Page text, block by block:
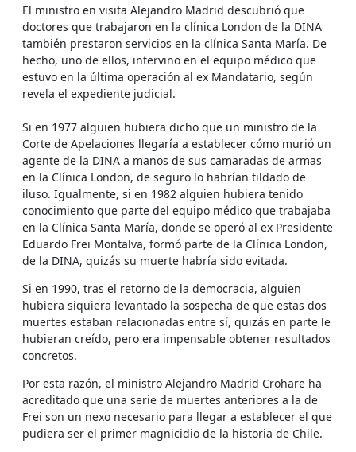
El ministro en visita Alejandro Madrid descubrió que
doctores que trabajaron en la clínica London de la DINA
también prestaron servicios en la clínica Santa María. De
hecho, uno de ellos, intervino en el equipo médico que
estuvo en la última operación al ex Mandatario, según
revela el expediente judicial.
Si en 1977 alguien hubiera dicho que un ministro de la
Corte de Apelaciones llegaría a establecer cómo murió un
agente de la DINA a manos de sus camaradas de armas
en la Clínica London, de seguro lo habrían tildado de
iluso. Igualmente, si en 1982 alguien hubiera tenido
conocimiento que parte del equipo médico que trabajaba
en la Clínica Santa María, donde se operó al ex Presidente
Eduardo Frei Montalva, formó parte de la Clínica London,
de la DINA, quizás su muerte habría sido evitada.
Si en 1990, tras el retorno de la democracia, alguien
hubiera siquiera levantado la sospecha de que estas dos
muertes estaban relacionadas entre sí, quizás en parte le
hubieran creído, pero era impensable obtener resultados
concretos.
Por esta razón, el ministro Alejandro Madrid Crohare ha
acreditado que una serie de muertes anteriores a la de
Frei son un nexo necesario para llegar a establecer el que
pudiera ser el primer magnicidio de la historia de Chile.